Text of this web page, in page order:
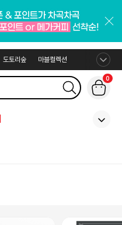
도토리숲 마블컬렉션
0